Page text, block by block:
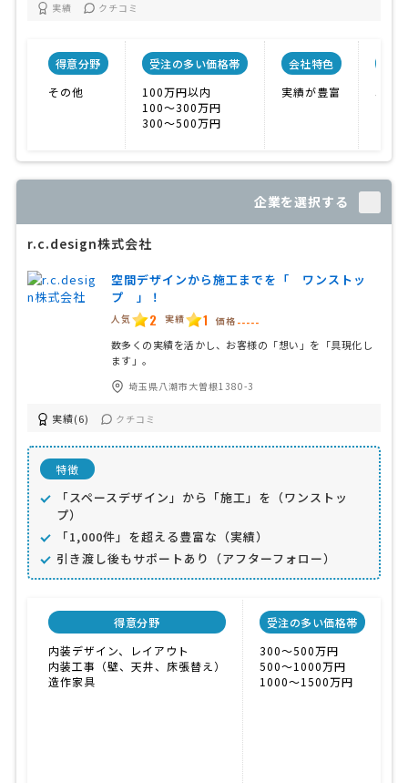
実績 クチコミ
得意分野
その他
受注の多い価格帯
100万円以内
100〜300万円
300〜500万円
会社特色
実績が豊富
5人
企業を選択する
r.c.design株式会社
空間デザインから施工までを「 ワンストッ
プ 」！
人気 2 実績 1 価格 -----
数多くの実績を活かし、お客様の「想い」を「具現化し
ます」。
埼玉県八潮市大曽根1380-3
実績(6) クチコミ
特徴
「スペースデザイン」から「施工」を（ワンストッ
プ）
「1,000件」を超える豊富な（実績）
引き渡し後もサポートあり（アフターフォロー）
得意分野
内装デザイン、レイアウト
内装工事（壁、天井、床張替え）
造作家具
受注の多い価格帯
300〜500万円
500〜1000万円
1000〜1500万円